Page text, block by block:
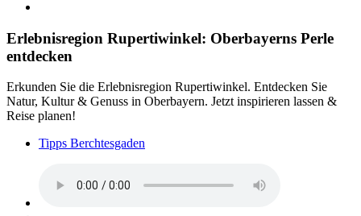
Erlebnisregion Rupertiwinkel: Oberbayerns Perle
entdecken
Erkunden Sie die Erlebnisregion Rupertiwinkel. Entdecken Sie
Natur, Kultur & Genuss in Oberbayern. Jetzt inspirieren lassen &
Reise planen!
Tipps Berchtesgaden